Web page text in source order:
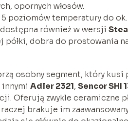
opornych włosów.
5 poziomów temperatury do ok.
również w wersji
półki, dobra do prostowania
osobny segment, który kusi
innymi Adler 2321, Sencor SHI
Oferują zwykle ceramiczne
brakuje im